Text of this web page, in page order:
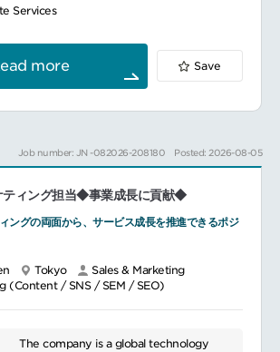
businesses across multiple markets.
いた企画立案やマーケティング施策を主導
ます。
＜主な業務＞新規開拓営業（50％）
既存顧客のコンサルティング営業（50％）
＜具体的なプロジェクト事例＞レッスン運営
法人に対して、サービス訴求を行うオフライ
ンマーケティングの実施
Services
more Save
Job number: JN -082026-208180 Posted: 2026-08-05
ティング担当◆事業成長に貢献◆
ングの両面から、サービス成長を推進できるポジ
Tokyo
Sales & Marketing
(Content / SNS / SEM / SEO)
The company is a global technology